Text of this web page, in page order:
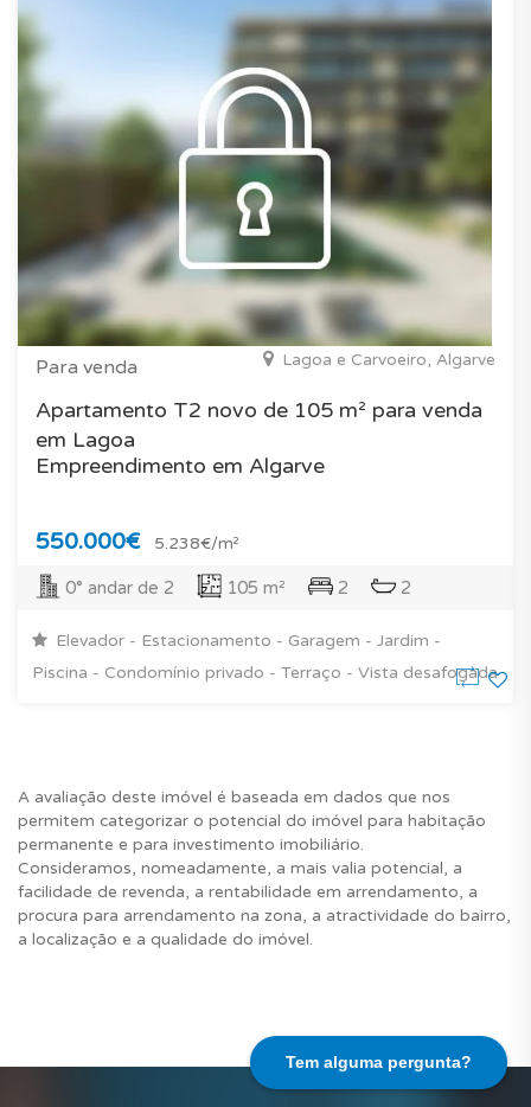
Tem alguma pergunta?
Para venda Lagoa e Carvoeiro, Algarve
Apartamento T2 novo de 105 m² para venda
em Lagoa
Empreendimento em Algarve
550.000€ 5.238€/m²
0° andar de 2 105 m² 2 2
Elevador - Estacionamento - Garagem - Jardim -
Piscina - Condomínio privado - Terraço - Vista desafogada
A avaliação deste imóvel é baseada em dados que nos
permitem categorizar o potencial do imóvel para habitação
permanente e para investimento imobiliário.
Consideramos, nomeadamente, a mais valia potencial, a
facilidade de revenda, a rentabilidade em arrendamento, a
procura para arrendamento na zona, a atractividade do bairro,
a localização e a qualidade do imóvel.